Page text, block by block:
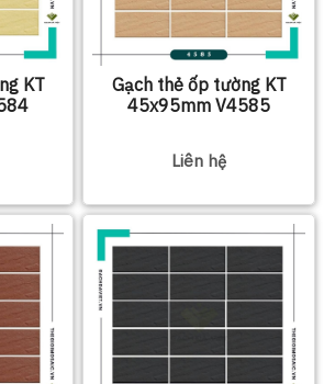
KT
Gạch thẻ ốp tường KT
45x95mm V4585
Liên hệ